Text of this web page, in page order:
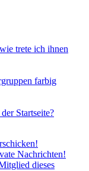
trete ich ihnen
farbig
Startseite?
Nachrichten!
dieses